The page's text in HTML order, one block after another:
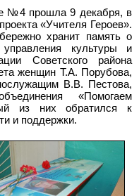
№4 прошла 9 декабря, в
«Учителя Героев».
хранит память о
культуры и
Советского района
женщин Т.А. Порубова,
В.В. Пестова,
«Помогаем
из них обратился к
и поддержки.